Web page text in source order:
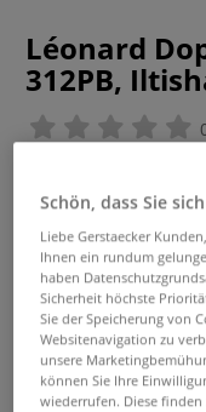
Léonard
312PB,
gebunden. Rund.
Schön, dass Sie
Liebe Gerstaecker
Ihnen ein rundum
haben
Sicherheit höchste
Sie der Speicherung von
Websitenavigation zu
unsere
können Sie Ihre
wiederrufen. Diese finden